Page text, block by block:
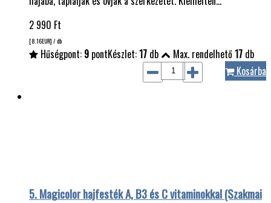
2 990 Ft
[8.16EUR] / db
Hűségpont: 9 pontKészlet:17 db Max. rendelhető17 db
Kosárba
5. Magicolor hajfesték A, B3 és C vitaminokkal (Szakmai